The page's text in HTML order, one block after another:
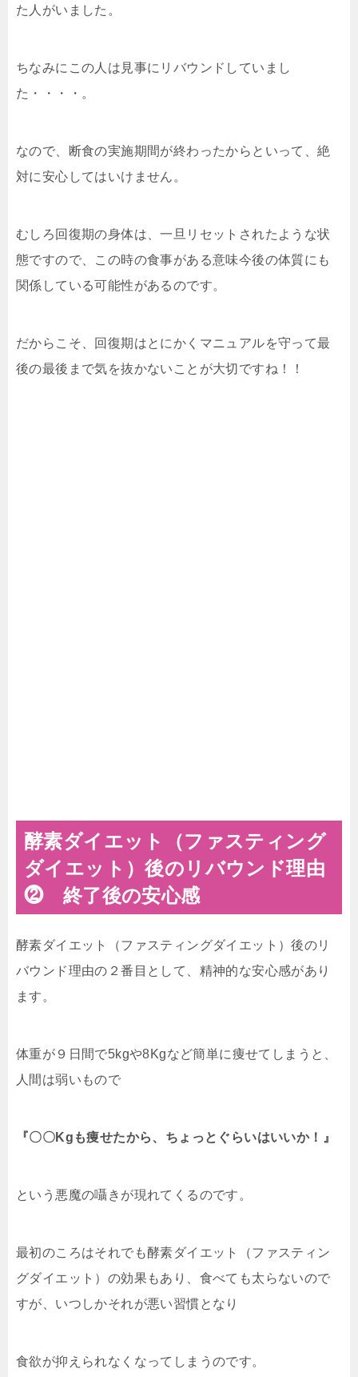
た人がいました。
ちなみにこの人は見事にリバウンドしていまし
た・・・・。
なので、断食の実施期間が終わったからといって、絶
対に安心してはいけません。
むしろ回復期の身体は、一旦リセットされたような状
態ですので、この時の食事がある意味今後の体質にも
関係している可能性があるのです。
だからこそ、回復期はとにかくマニュアルを守って最
後の最後まで気を抜かないことが大切ですね！！
酵素ダイエット（ファスティング
ダイエット）後のリバウンド理由
⓶ 終了後の安心感
酵素ダイエット（ファスティングダイエット）後のリ
バウンド理由の２番目として、精神的な安心感があり
ます。
体重が９日間で5kgや8Kgなど簡単に痩せてしまうと、
人間は弱いもので
『〇〇Kgも痩せたから、ちょっとぐらいはいいか！』
という悪魔の囁きが現れてくるのです。
最初のころはそれでも酵素ダイエット（ファスティン
グダイエット）の効果もあり、食べても太らないので
すが、いつしかそれが悪い習慣となり
食欲が抑えられなくなってしまうのです。